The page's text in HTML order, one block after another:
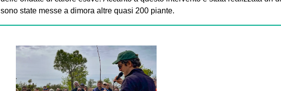
sono state messe a dimora altre quasi 200 piante.